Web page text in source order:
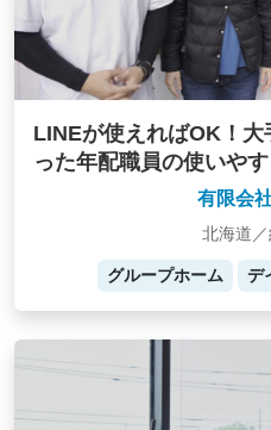
LINEが使えればOK！
った年配職員の使いやす
有限会
北海道
グループホーム デ